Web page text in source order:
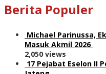
Berita Populer
Michael Parinussa,
Masuk Akmil 2026
2,050 views
17 Pejabat Eselon II